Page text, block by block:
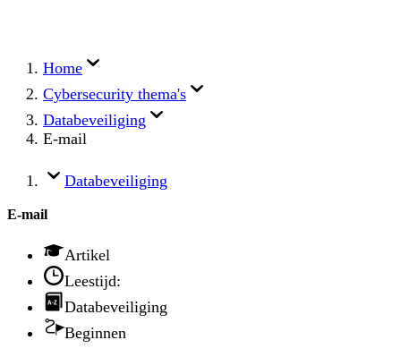
Home
Cybersecurity thema's
Databeveiliging
E-mail
Databeveiliging
E-mail
Artikel
Leestijd:
Databeveiliging
Beginnen